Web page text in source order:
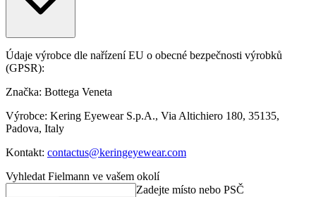
Údaje výrobce dle nařízení EU o obecné bezpečnosti výrobků
(GPSR):
Značka: Bottega Veneta
Výrobce: Kering Eyewear S.p.A., Via Altichiero 180, 35135,
Padova, Italy
Kontakt: contactus@keringeyewear.com
Vyhledat Fielmann ve vašem okolí
Zadejte místo nebo PSČ